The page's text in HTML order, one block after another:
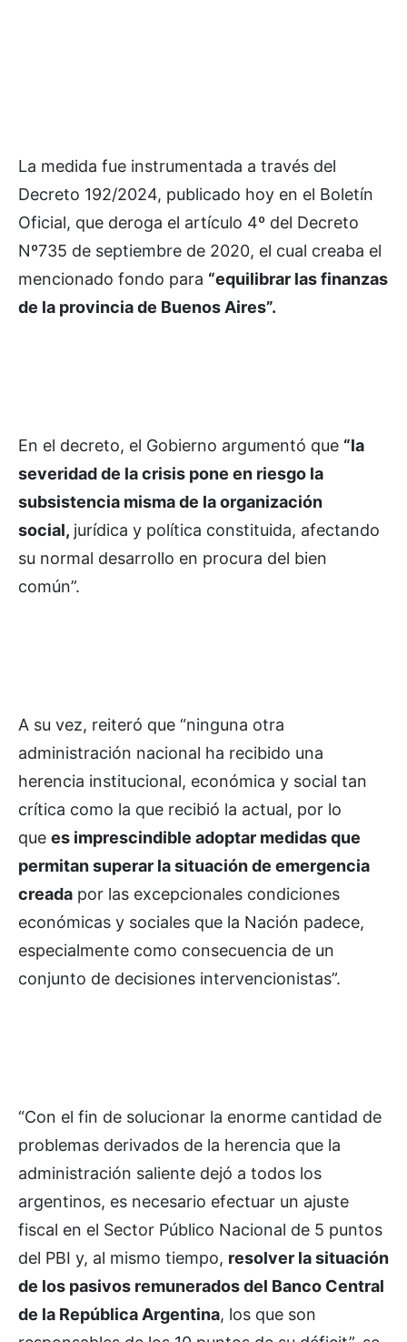
La medida fue instrumentada a través del
Decreto 192/2024, publicado hoy en el Boletín
Oficial, que deroga el artículo 4º del Decreto
Nº735 de septiembre de 2020, el cual creaba el
mencionado fondo para “equilibrar las finanzas
de la provincia de Buenos Aires”.
En el decreto, el Gobierno argumentó que “la
severidad de la crisis pone en riesgo la
subsistencia misma de la organización
social, jurídica y política constituida, afectando
su normal desarrollo en procura del bien
común”.
A su vez, reiteró que “ninguna otra
administración nacional ha recibido una
herencia institucional, económica y social tan
crítica como la que recibió la actual, por lo
que es imprescindible adoptar medidas que
permitan superar la situación de emergencia
creada por las excepcionales condiciones
económicas y sociales que la Nación padece,
especialmente como consecuencia de un
conjunto de decisiones intervencionistas”.
“Con el fin de solucionar la enorme cantidad de
problemas derivados de la herencia que la
administración saliente dejó a todos los
argentinos, es necesario efectuar un ajuste
fiscal en el Sector Público Nacional de 5 puntos
del PBI y, al mismo tiempo, resolver la situación
de los pasivos remunerados del Banco Central
de la República Argentina, los que son